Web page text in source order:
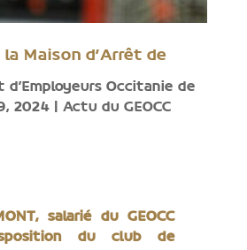
la Maison d’Arrêt de
d'Employeurs Occitanie de
2024| Actu du GEOCC
salarié du GEOCC
du club de